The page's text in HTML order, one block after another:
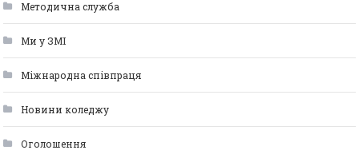
Методична служба
Ми у ЗМІ
Міжнародна співпраця
Новини коледжу
Оголошення